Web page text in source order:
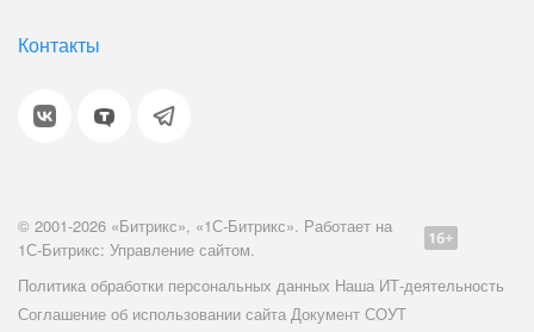
Контакты
© 2001-2026 «Битрикс», «1С-Битрикс». Работает на
1С-Битрикс: Управление сайтом.
Политика обработки персональных данных Наша ИТ-деятельность
Соглашение об использовании сайта Документ СОУТ